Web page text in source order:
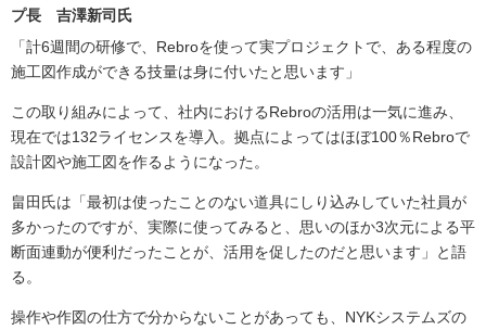
プ長 吉澤新司氏
「計6週間の研修で、Rebroを使って実プロジェクトで、ある程度の
施工図作成ができる技量は身に付いたと思います」
この取り組みによって、社内におけるRebroの活用は一気に進み、
現在では132ライセンスを導入。拠点によってはほぼ100％Rebroで
設計図や施工図を作るようになった。
畠田氏は「最初は使ったことのない道具にしり込みしていた社員が
多かったのですが、実際に使ってみると、思いのほか3次元による平
断面連動が便利だったことが、活用を促したのだと思います」と語
る。
操作や作図の仕方で分からないことがあっても、NYKシステムズの